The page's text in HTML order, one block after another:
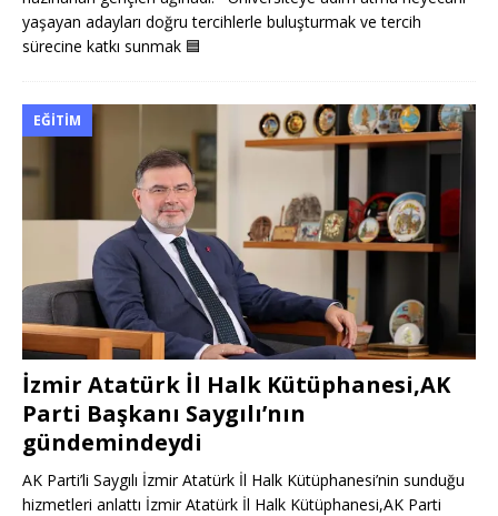
yaşayan adayları doğru tercihlerle buluşturmak ve tercih
sürecine katkı sunmak 🟦
EĞITIM
İzmir Atatürk İl Halk Kütüphanesi,AK
Parti Başkanı Saygılı’nın
gündemindeydi
AK Parti’li Saygılı İzmir Atatürk İl Halk Kütüphanesi’nin sunduğu
hizmetleri anlattı İzmir Atatürk İl Halk Kütüphanesi,AK Parti